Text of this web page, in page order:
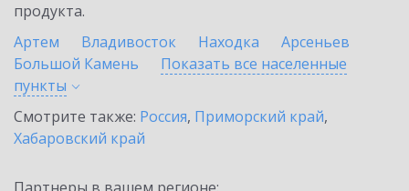
продукта.
Артем
Владивосток Находка
Арсеньев
Большой Камень
Показать все населенные
пункты
Смотрите также: Россия, Приморский край,
Хабаровский край